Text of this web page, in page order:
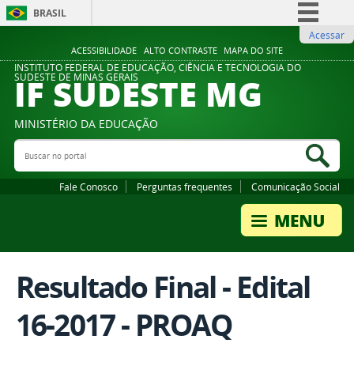
ACESSIBILIDADE ALTO CONTRASTE MAPA DO SITE
BRASIL
Comunica BR
Participe
Legislação
Acessar
INSTITUTO FEDERAL DE EDUCAÇÃO, CIÊNCIA E TECNOLOGIA DO
SUDESTE DE MINAS GERAIS
IF SUDESTE MG
MINISTÉRIO DA EDUCAÇÃO
Buscar no portal
Fale Conosco Perguntas frequentes Comunicação Social
Resultado Final - Edital
16-2017 - PROAQ